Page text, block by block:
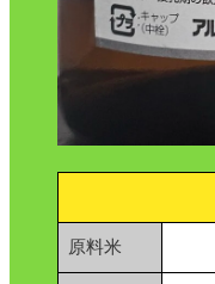
原料米